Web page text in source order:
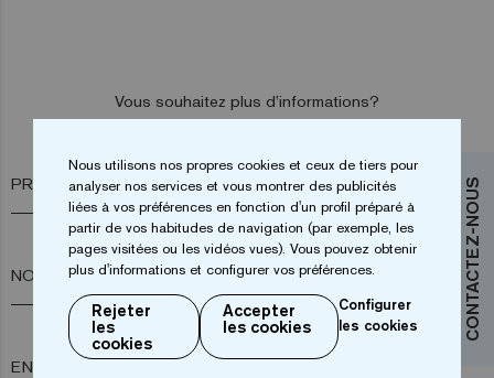
CONTACTEZ-NOUS
Vous souhaitez plus d’informations?
PRÉNOM*
NOM*
ENTREPRISE*
Nous utilisons nos propres cookies et ceux de tiers pour
analyser nos services et vous montrer des publicités
liées à vos préférences en fonction d'un profil préparé à
partir de vos habitudes de navigation (par exemple, les
pages visitées ou les vidéos vues). Vous pouvez obtenir
plus d'informations et configurer vos préférences.
Rejeter
les
cookies
Accepter
les cookies
Configurer
les cookies